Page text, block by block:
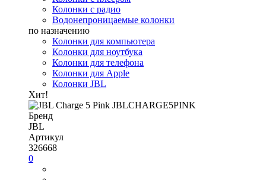
Колонки с радио
Водонепроницаемые колонки
по назначению
Колонки для компьютера
Колонки для ноутбука
Колонки для телефона
Колонки для Apple
Колонки JBL
Хит!
Бренд
JBL
Артикул
326668
0